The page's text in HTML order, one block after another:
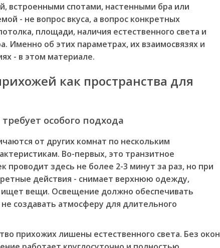
встроенными спотами, настенными бра или
- не вопрос вкуса, а вопрос конкретных
площади, наличия естественного света и
Именно об этих параметрах, их взаимосвязях и
- в этом материале.
как пространства для
особого подхода
от других комнат по нескольким
Во-первых, это транзитное
проводит здесь не более 2-3 минут за раз, но при
действия - снимает верхнюю одежду,
ищет вещи. Освещение должно обеспечивать
создавать атмосферу для длительного
прихожих лишены естественного света. Без окон